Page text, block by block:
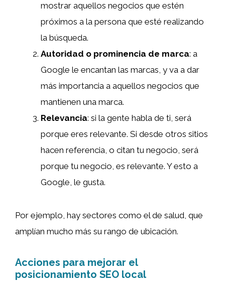
mostrar aquellos negocios que estén
próximos a la persona que esté realizando
la búsqueda.
Autoridad o prominencia de marca: a
Google le encantan las marcas, y va a dar
más importancia a aquellos negocios que
mantienen una marca.
Relevancia: si la gente habla de ti, será
porque eres relevante. Si desde otros sitios
hacen referencia, o citan tu negocio, será
porque tu negocio, es relevante. Y esto a
Google, le gusta.
Por ejemplo, hay sectores como el de salud, que
amplían mucho más su rango de ubicación.
Acciones para mejorar el
posicionamiento SEO local